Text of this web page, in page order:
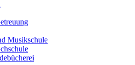
Musikschule